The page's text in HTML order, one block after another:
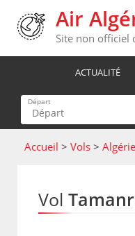
Air
Site non officiel
ACTUALITÉ
Départ
Accueil > Vols > Algérie
Vol